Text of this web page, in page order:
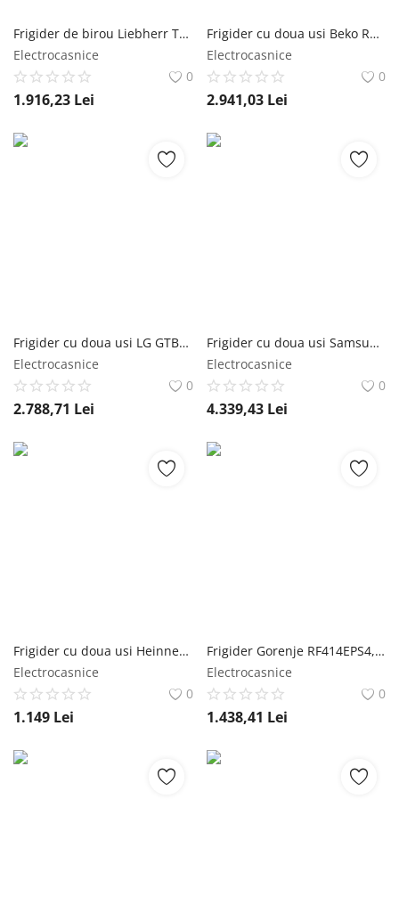
Frigider de birou Liebherr TK 14Vd01, 111 l, clasa energetica D, SuperCool, TouchControl, alb Liebherr
Electrocasnice
0
1.916,23 Lei
Frigider cu doua usi Beko RDNT401I40SWBN, 375 l, NeoFrost Dual Cooling, HarvestFresh, NutriFreeze, Display touch control, No Frost Freezer, Clasa E, H 172 cm, Negru Beko
Electrocasnice
0
2.941,03 Lei
Frigider cu doua usi LG GTBV22SWGKD, 217 l, No Frost, Compresor Inverter, H 145 cm, Clasa E, Alb LG
Electrocasnice
0
2.788,71 Lei
Frigider cu doua usi Samsung RT53DG7A14S9EO, 530 l, Twin Cooling Plus, Clasa E, Digital Inverter, Smart Things WiFi, H 185 cm, Inox Samsung
Electrocasnice
0
4.339,43 Lei
Frigider cu doua usi Heinner HF-M294E++, 294l, clasa E, usi reversibile, H 176cm, alb Heinner
Electrocasnice
0
1.149 Lei
Frigider Gorenje RF414EPS4, 206 l, clasa energetica E, iluminare LED, argintiu Gorenje
Electrocasnice
0
1.438,41 Lei